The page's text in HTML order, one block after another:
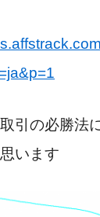
引の必勝法
います